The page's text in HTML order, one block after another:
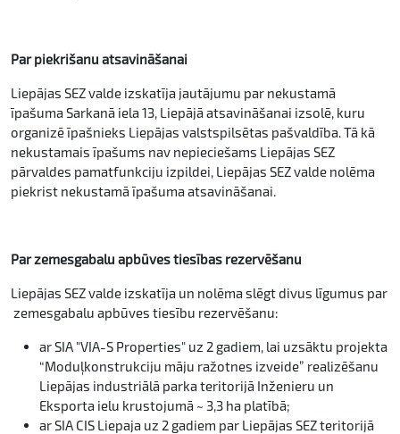
Par piekrišanu atsavināšanai
Liepājas SEZ valde izskatīja jautājumu par nekustamā
īpašuma Sarkanā iela 13, Liepājā atsavināšanai izsolē, kuru
organizē īpašnieks Liepājas valstspilsētas pašvaldība. Tā kā
nekustamais īpašums nav nepieciešams Liepājas SEZ
pārvaldes pamatfunkciju izpildei, Liepājas SEZ valde nolēma
piekrist nekustamā īpašuma atsavināšanai.
Par zemesgabalu apbūves tiesības rezervēšanu
Liepājas SEZ valde izskatīja un nolēma slēgt divus līgumus par
zemesgabalu apbūves tiesību rezervēšanu:
ar SIA "VIA-S Properties" uz 2 gadiem, lai uzsāktu projekta
“Moduļkonstrukciju māju ražotnes izveide” realizēšanu
Liepājas industriālā parka teritorijā Inženieru un
Eksporta ielu krustojumā ~ 3,3 ha platībā;
ar SIA CIS Liepaja uz 2 gadiem par Liepājas SEZ teritorijā